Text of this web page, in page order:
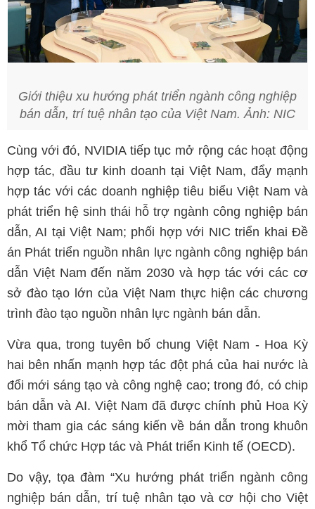
Giới thiệu xu hướng phát triển ngành công nghiệp
bán dẫn, trí tuệ nhân tạo của Việt Nam. Ảnh: NIC
Cùng với đó, NVIDIA tiếp tục mở rộng các hoạt động
hợp tác, đầu tư kinh doanh tại Việt Nam, đẩy mạnh
hợp tác với các doanh nghiệp tiêu biểu Việt Nam và
phát triển hệ sinh thái hỗ trợ ngành công nghiệp bán
dẫn, AI tại Việt Nam; phối hợp với NIC triển khai Đề
án Phát triển nguồn nhân lực ngành công nghiệp bán
dẫn Việt Nam đến năm 2030 và hợp tác với các cơ
sở đào tạo lớn của Việt Nam thực hiện các chương
trình đào tạo nguồn nhân lực ngành bán dẫn.
Vừa qua, trong tuyên bố chung Việt Nam - Hoa Kỳ
hai bên nhấn mạnh hợp tác đột phá của hai nước là
đổi mới sáng tạo và công nghệ cao; trong đó, có chip
bán dẫn và AI. Việt Nam đã được chính phủ Hoa Kỳ
mời tham gia các sáng kiến về bán dẫn trong khuôn
khổ Tổ chức Hợp tác và Phát triển Kinh tế (OECD).
Do vậy, tọa đàm “Xu hướng phát triển ngành công
nghiệp bán dẫn, trí tuệ nhân tạo và cơ hội cho Việt